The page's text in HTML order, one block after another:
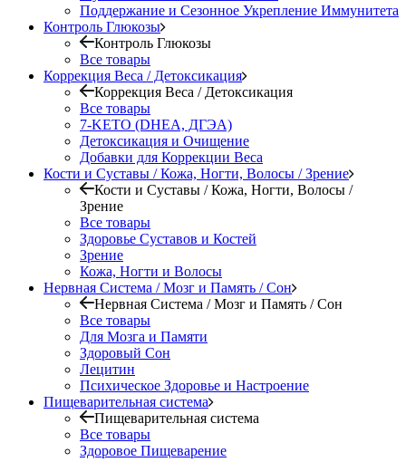
Поддержание и Сезонное Укрепление Иммунитета
Контроль Глюкозы
Контроль Глюкозы
Все товары
Коррекция Веса / Детоксикация
Коррекция Веса / Детоксикация
Все товары
7-KETO (DHEA, ДГЭА)
Детоксикация и Очищение
Добавки для Коррекции Веса
Кости и Суставы / Кожа, Ногти, Волосы / Зрение
Кости и Суставы / Кожа, Ногти, Волосы /
Зрение
Все товары
Здоровье Суставов и Костей
Зрение
Кожа, Ногти и Волосы
Нервная Система / Мозг и Память / Сон
Нервная Система / Мозг и Память / Сон
Все товары
Для Мозга и Памяти
Здоровый Сон
Лецитин
Психическое Здоровье и Настроение
Пищеварительная система
Пищеварительная система
Все товары
Здоровое Пищеварение